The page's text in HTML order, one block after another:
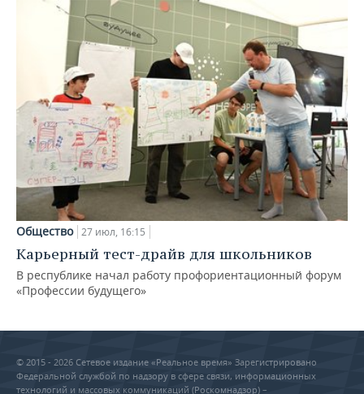
Общество 27 июл, 16:15
Карьерный тест-драйв для школьников
В республике начал работу профориентационный форум
«Профессии будущего»
© 2015 - 2026 Сетевое издание «Реальное время» Зарегистрировано
Федеральной службой по надзору в сфере связи, информационных
технологий и массовых коммуникаций (Роскомнадзор) –